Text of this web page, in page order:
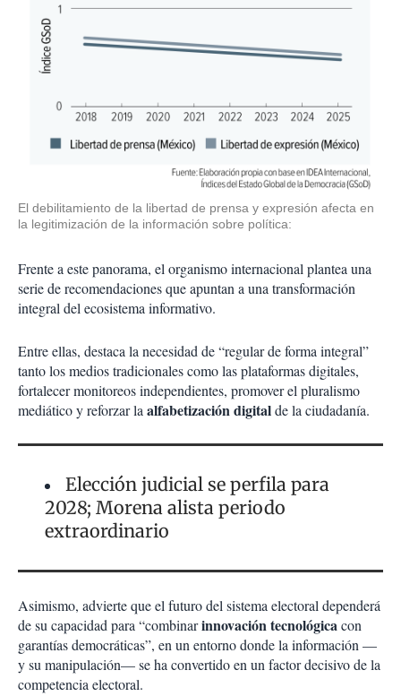
El debilitamiento de la libertad de prensa y expresión afecta en
la legitimización de la información sobre política:
Frente a este panorama, el organismo internacional plantea una
serie de recomendaciones que apuntan a una transformación
integral del ecosistema informativo.
Entre ellas, destaca la necesidad de “regular de forma integral”
tanto los medios tradicionales como las plataformas digitales,
fortalecer monitoreos independientes, promover el pluralismo
mediático y reforzar laalfabetización digitalde la ciudadanía.
Elección judicial se perfila para
2028; Morena alista periodo
extraordinario
Asimismo, advierte que el futuro del sistema electoral dependerá
de su capacidad para “combinarinnovación tecnológicacon
garantías democráticas”, en un entorno donde la información —
y su manipulación— se ha convertido en un factor decisivo de la
competencia electoral.